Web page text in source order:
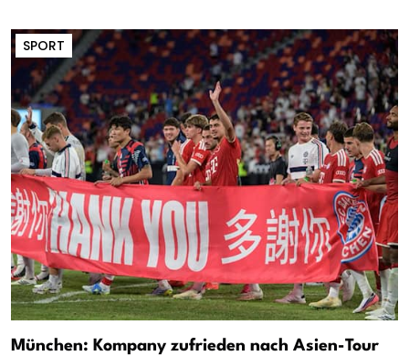
SPORT
München: Kompany zufrieden nach Asien-Tour